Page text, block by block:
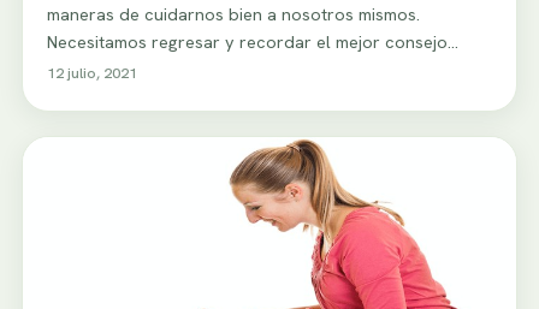
maneras de cuidarnos bien a nosotros mismos.
Necesitamos regresar y recordar el mejor consejo
que…
12 julio, 2021